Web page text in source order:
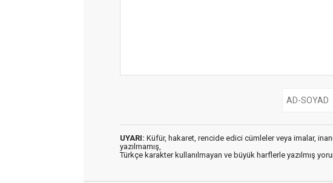
UYARI: Küfür, hakaret, rencide edici cümleler veya imalar,
yazılmamış,
Türkçe karakter kullanılmayan ve büyük harflerle yazılmış